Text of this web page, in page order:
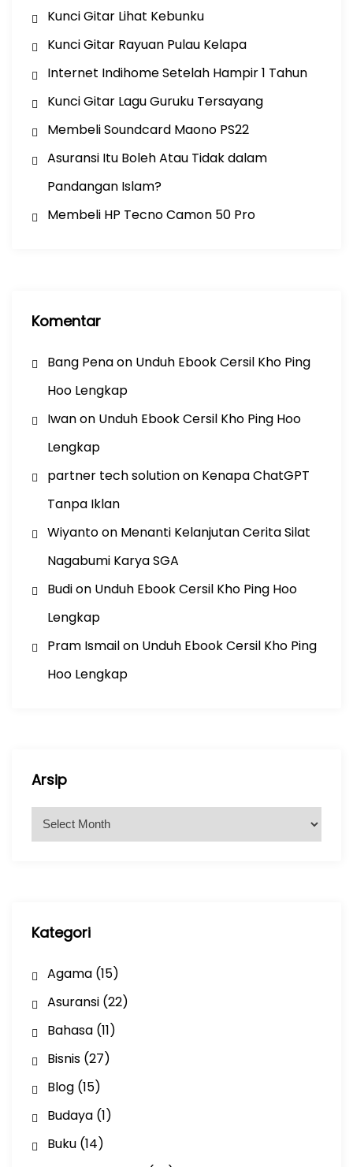
Kunci Gitar Lihat Kebunku
Kunci Gitar Rayuan Pulau Kelapa
Internet Indihome Setelah Hampir 1 Tahun
Kunci Gitar Lagu Guruku Tersayang
Membeli Soundcard Maono PS22
Asuransi Itu Boleh Atau Tidak dalam
Pandangan Islam?
Membeli HP Tecno Camon 50 Pro
Komentar
Bang Penaon Unduh Ebook Cersil Kho Ping
Hoo Lengkap
Iwanon Unduh Ebook Cersil Kho Ping Hoo
Lengkap
partner tech solutionon Kenapa ChatGPT
Tanpa Iklan
Wiyantoon Menanti Kelanjutan Cerita Silat
Nagabumi Karya SGA
Budion Unduh Ebook Cersil Kho Ping Hoo
Lengkap
Pram Ismailon Unduh Ebook Cersil Kho Ping
Hoo Lengkap
Arsip
Kategori
Agama(15)
Asuransi(22)
Bahasa(11)
Bisnis(27)
Blog(15)
Budaya(1)
Buku(14)